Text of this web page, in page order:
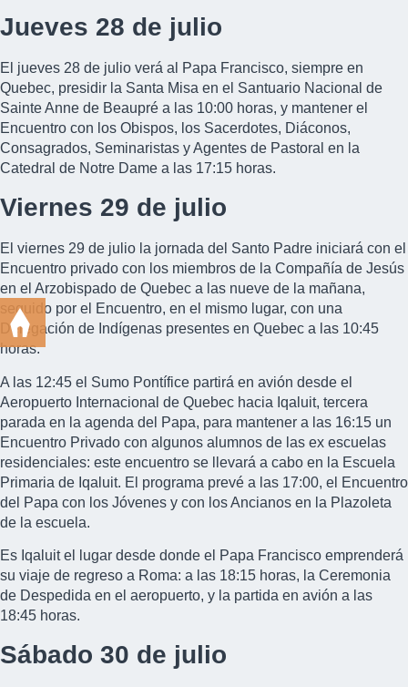
Jueves 28 de julio
El jueves 28 de julio verá al Papa Francisco, siempre en
Quebec, presidir la Santa Misa en el Santuario Nacional de
Sainte Anne de Beaupré a las 10:00 horas, y mantener el
Encuentro con los Obispos, los Sacerdotes, Diáconos,
Consagrados, Seminaristas y Agentes de Pastoral en la
Catedral de Notre Dame a las 17:15 horas.
Viernes 29 de julio
El viernes 29 de julio la jornada del Santo Padre iniciará con el
Encuentro privado con los miembros de la Compañía de Jesús
en el Arzobispado de Quebec a las nueve de la mañana,
seguido por el Encuentro, en el mismo lugar, con una
Delegación de Indígenas presentes en Quebec a las 10:45
horas.
A las 12:45 el Sumo Pontífice partirá en avión desde el
Aeropuerto Internacional de Quebec hacia Iqaluit, tercera
parada en la agenda del Papa, para mantener a las 16:15 un
Encuentro Privado con algunos alumnos de las ex escuelas
residenciales: este encuentro se llevará a cabo en la Escuela
Primaria de Iqaluit. El programa prevé a las 17:00, el Encuentro
del Papa con los Jóvenes y con los Ancianos en la Plazoleta
de la escuela.
Es Iqaluit el lugar desde donde el Papa Francisco emprenderá
su viaje de regreso a Roma: a las 18:15 horas, la Ceremonia
de Despedida en el aeropuerto, y la partida en avión a las
18:45 horas.
Sábado 30 de julio